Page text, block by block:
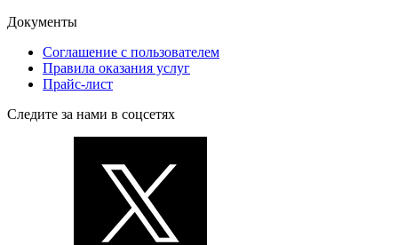
Документы
Соглашение с пользователем
Правила оказания услуг
Прайс-лист
Следите за нами в соцсетях